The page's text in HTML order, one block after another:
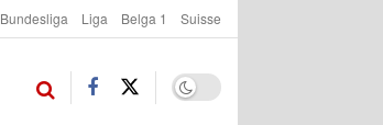
Bundesliga Liga Belga 1 Suisse